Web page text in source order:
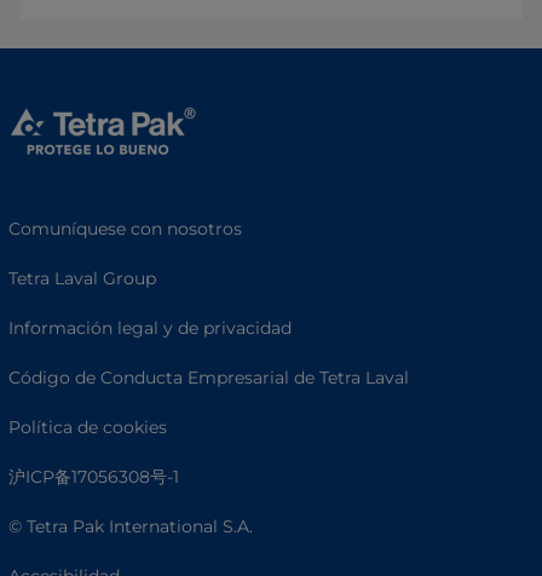
Comuníquese con nosotros
Tetra Laval Group
Información legal y de privacidad
Código de Conducta Empresarial de Tetra Laval
Política de cookies
沪ICP备17056308号-1
© Tetra Pak International S.A.